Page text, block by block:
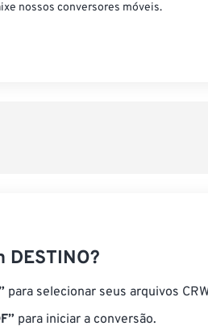
nossos conversores móveis.
DESTINO?
para selecionar seus arquivos
para iniciar a conversão.